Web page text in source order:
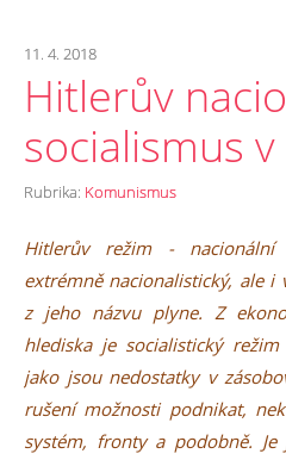
11. 4. 2018
Hitlerův
socialismus
Rubrika: Komunismus
Hitlerův režim -
extrémně nacionalistický, ale i
z jeho názvu plyne. Z
hlediska je socialistický
jako jsou nedostatky v
rušení možnosti podnikat,
systém, fronty a podobně.